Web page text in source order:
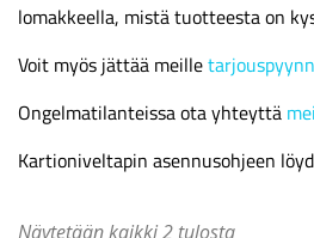
lomakkeella, mistä tuotteesta on
Voit myös jättää meille
Ongelmatilanteissa ota yhteyttä
Kartioniveltapin asennusohjeen
Näytetään kaikki 2 tulosta